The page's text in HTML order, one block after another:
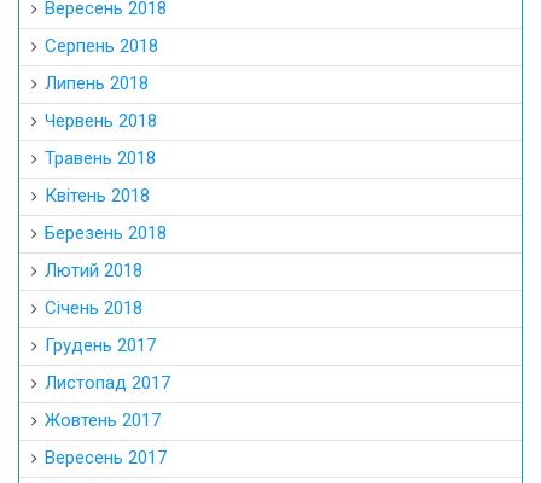
Вересень 2018
Серпень 2018
Липень 2018
Червень 2018
Травень 2018
Квітень 2018
Березень 2018
Лютий 2018
Січень 2018
Грудень 2017
Листопад 2017
Жовтень 2017
Вересень 2017